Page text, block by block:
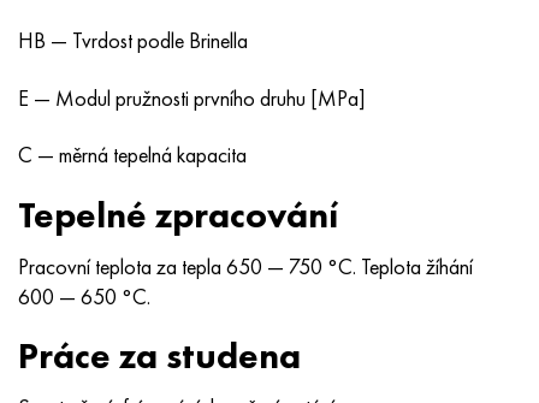
HB — Tvrdost podle Brinella
E — Modul pružnosti prvního druhu [MPa]
C — měrná tepelná kapacita
Tepelné zpracování
Pracovní teplota za tepla 650 — 750 °C. Teplota žíhání
600 — 650 °C.
Práce za studena